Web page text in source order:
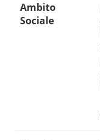
Ambito
Sociale